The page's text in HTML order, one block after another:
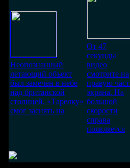
Неопознанный
летающий объект
был замечен в небе
над британской
столицей. «Тарелку»
смог заснять на
От 47
секунды
видео
смотрите на
правую
экрана. На
большой
скорости
справа
появляется